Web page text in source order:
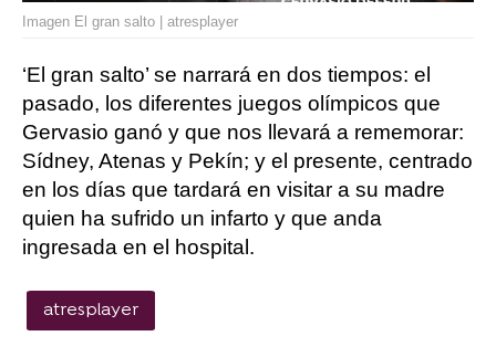
Imagen El gran salto | atresplayer
‘El gran salto’ se narrará en dos tiempos: el
pasado, los diferentes juegos olímpicos que
Gervasio ganó y que nos llevará a rememorar:
Sídney, Atenas y Pekín; y el presente, centrado
en los días que tardará en visitar a su madre
quien ha sufrido un infarto y que anda
ingresada en el hospital.
atresplayer